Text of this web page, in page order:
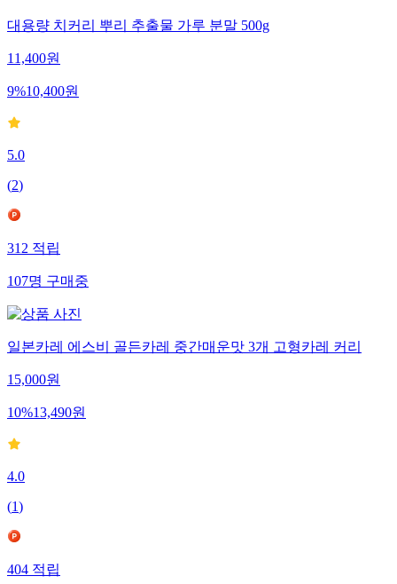
대용량 치커리 뿌리 추출물 가루 분말 500g
11,400원
9%10,400원
5.0
(2)
312적립
107명구매중
일본카레 에스비 골든카레 중간매운맛 3개 고형카레 커리
15,000원
10%13,490원
4.0
(1)
404적립